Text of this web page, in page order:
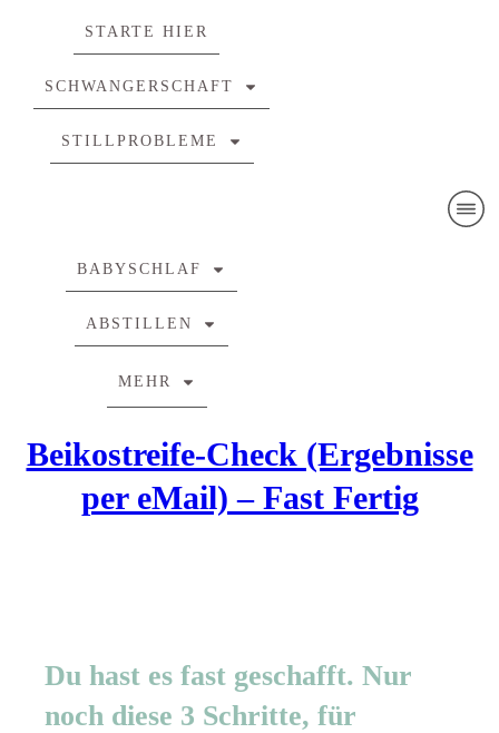
STARTE HIER
SCHWANGERSCHAFT
STILLPROBLEME
BABYSCHLAF
ABSTILLEN
MEHR
Beikostreife-Check (Ergebnisse
per eMail) – Fast Fertig
Du hast es fast geschafft. Nur
noch diese 3 Schritte, für